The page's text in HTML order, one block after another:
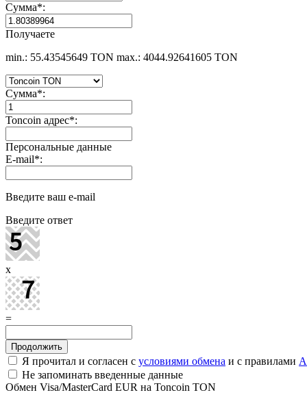
Сумма*:
Получаете
min.: 55.43545649 TON max.: 4044.92641605 TON
Сумма*:
Toncoin адрес*:
Персональные данные
E-mail*:
Введите ваш e-mail
Введите ответ
x
=
Я прочитал и согласен с условиями обмена и с правилами
Не запоминать введенные данные
Обмен Visa/MasterCard EUR на Toncoin TON